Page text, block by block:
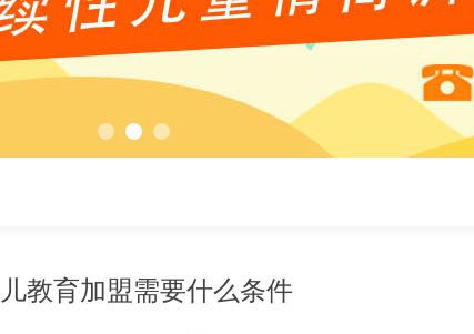
教育加盟需要什么条件